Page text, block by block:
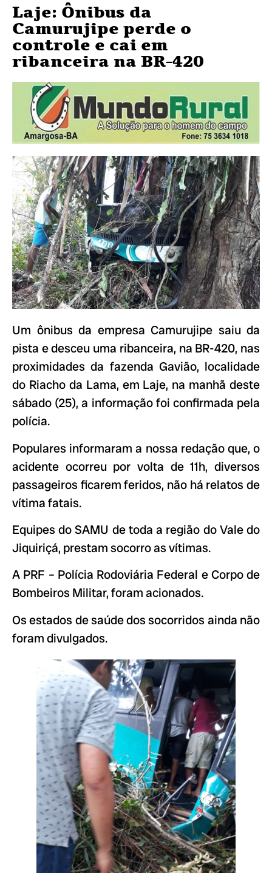
Laje: Ônibus da
Camurujipe perde o
controle e cai em
ribanceira na BR-420
Um ônibus da empresa Camurujipe saiu da
pista e desceu uma ribanceira, na BR-420, nas
proximidades da fazenda Gavião, localidade
do Riacho da Lama, em Laje, na manhã deste
sábado (25), a informação foi confirmada pela
polícia.
Populares informaram a nossa redação que, o
acidente ocorreu por volta de 11h, diversos
passageiros ficarem feridos, não há relatos de
vítima fatais.
Equipes do SAMU de toda a região do Vale do
Jiquiriçá, prestam socorro as vítimas.
A PRF – Polícia Rodoviária Federal e Corpo de
Bombeiros Militar, foram acionados.
Os estados de saúde dos socorridos ainda não
foram divulgados.